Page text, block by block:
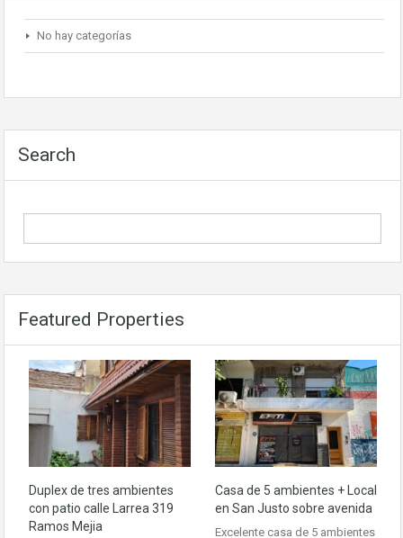
No hay categorías
Search
Featured Properties
Duplex de tres ambientes
con patio calle Larrea 319
Ramos Mejia
Casa de 5 ambientes + Local
en San Justo sobre avenida
Excelente casa de 5 ambientes